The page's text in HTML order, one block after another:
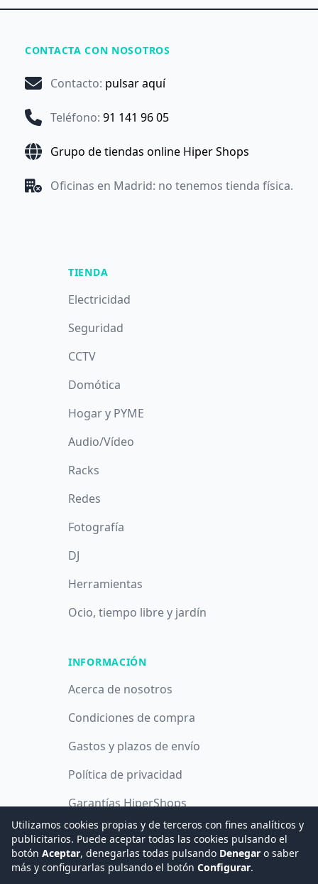
CONTACTA CON NOSOTROS
Contacto: pulsar aquí
Teléfono: 91 141 96 05
Grupo de tiendas online Hiper Shops
Oficinas en Madrid: no tenemos tienda física.
TIENDA
Electricidad
Seguridad
CCTV
Domótica
Hogar y PYME
Audio/Vídeo
Racks
Redes
Fotografía
DJ
Herramientas
Ocio, tiempo libre y jardín
INFORMACIÓN
Acerca de nosotros
Condiciones de compra
Gastos y plazos de envío
Política de privacidad
Garantías HiperShops
Política de cookies
Utilizamos cookies propias y de terceros con fines analíticos y
publicitarios. Puede aceptar todas las cookies pulsando el
botón Aceptar, denegarlas todas pulsando Denegar o saber
más y configurarlas pulsando el botón Configurar.